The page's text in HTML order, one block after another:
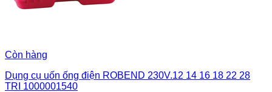
Còn hàng
Dụng cụ uốn ống điện ROBEND 230V.12 14 16 18 22 28
TRI 1000001540